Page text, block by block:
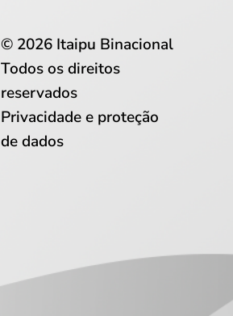
© 2026 Itaipu Binacional
Todos os direitos
reservados
Privacidade e proteção
de dados